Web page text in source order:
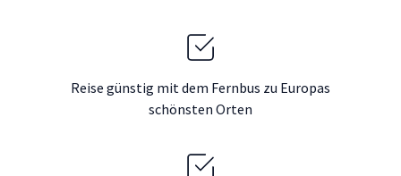
Reise günstig mit dem Fernbus zu Europas
schönsten Orten